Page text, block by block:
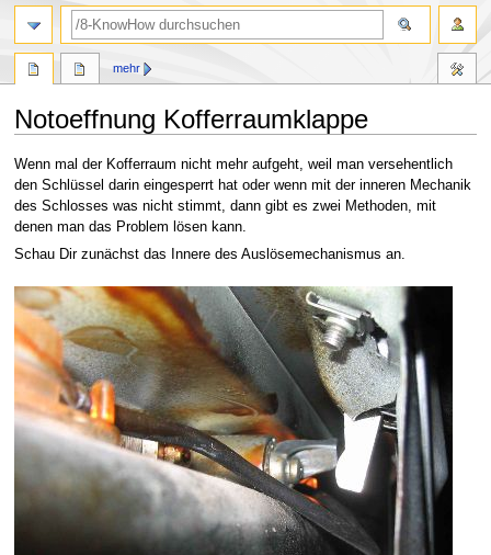
Notoeffnung Kofferraumklappe
Zur
Navigation
springen
Zur
Suche
springen
Wenn mal der Kofferraum nicht mehr aufgeht, weil man versehentlich
den Schlüssel darin eingesperrt hat oder wenn mit der inneren Mechanik
des Schlosses was nicht stimmt, dann gibt es zwei Methoden, mit
denen man das Problem lösen kann.
Schau Dir zunächst das Innere des Auslösemechanismus an.
mehr
Suche